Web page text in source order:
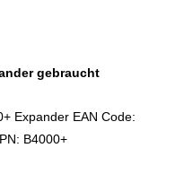
gebraucht
Expander EAN Code:
B4000+